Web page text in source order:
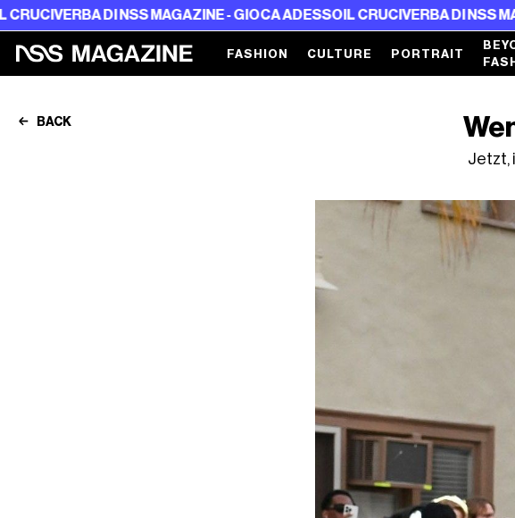
DI NSS MAGAZINE - GIOCA ADESSOIL CRUCIVERBA DI NSS MAGAZINE -
FASHION CULTURE PORTRAIT
BACK
Jetzt,